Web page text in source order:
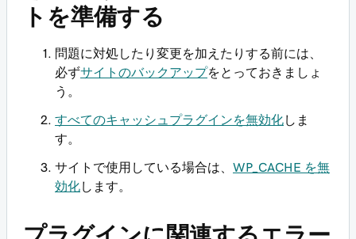
トを準備する
問題に対処したり変更を加えたりする前には、
必ずサイトのバックアップをとっておきましょ
う。
すべてのキャッシュプラグインを無効化しま
す。
サイトで使用している場合は、 WP_CACHE を無
効化します。